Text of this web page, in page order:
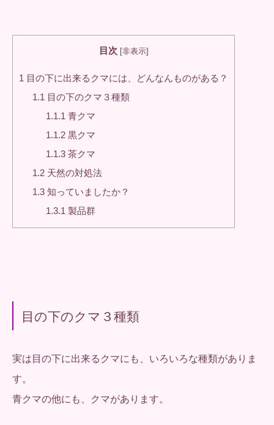
目次 [非表示]
1 目の下に出来るクマには、どんなんものがある？
1.1 目の下のクマ３種類
1.1.1 青クマ
1.1.2 黒クマ
1.1.3 茶クマ
1.2 天然の対処法
1.3 知っていましたか？
1.3.1 製品群
目の下のクマ３種類
実は目の下に出来るクマにも、いろいろな種類がありま
す。
青クマの他にも、クマがあります。